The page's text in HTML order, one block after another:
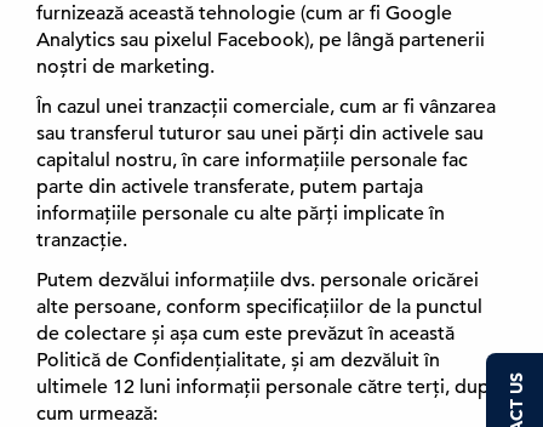
furnizează această tehnologie (cum ar fi Google
Analytics sau pixelul Facebook), pe lângă partenerii
noștri de marketing.
În cazul unei tranzacții comerciale, cum ar fi vânzarea
sau transferul tuturor sau unei părți din activele sau
capitalul nostru, în care informațiile personale fac
parte din activele transferate, putem partaja
informațiile personale cu alte părți implicate în
tranzacție.
Putem dezvălui informațiile dvs. personale oricărei
alte persoane, conform specificațiilor de la punctul
de colectare și așa cum este prevăzut în această
Politică de Confidențialitate, și am dezvăluit în
ultimele 12 luni informații personale către terți, după
cum urmează: